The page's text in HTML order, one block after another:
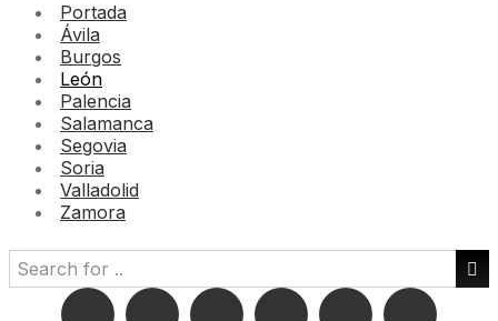
Portada
Ávila
Burgos
León
Palencia
Salamanca
Segovia
Soria
Valladolid
Zamora